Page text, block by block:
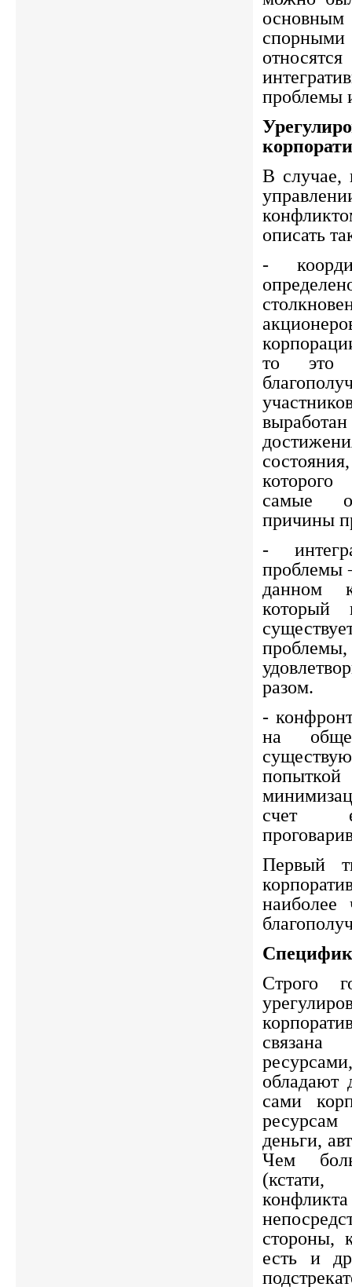
основным
проблемы
В случае,
описать
-
то это
самые
причины
-
проблемы
данном
который
разом.
-
на
счет
Первый
наиболее
Строго
обладают
сами
ресурсам
деньги,
Чем
стороны,
есть и